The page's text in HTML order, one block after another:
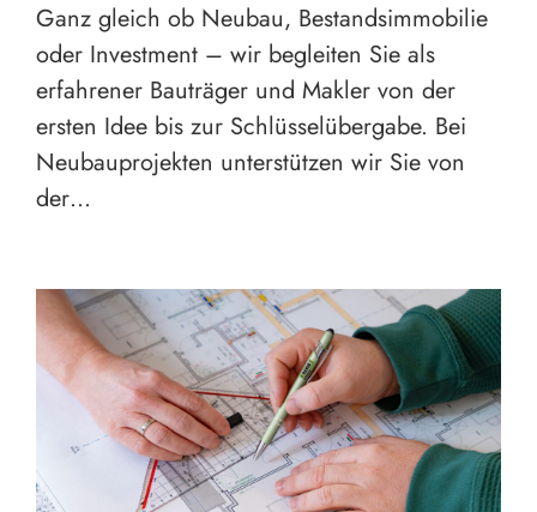
Ganz gleich ob Neubau, Bestandsimmobilie
oder Investment – wir begleiten Sie als
erfahrener Bauträger und Makler von der
ersten Idee bis zur Schlüsselübergabe. Bei
Neubauprojekten unterstützen wir Sie von
der…